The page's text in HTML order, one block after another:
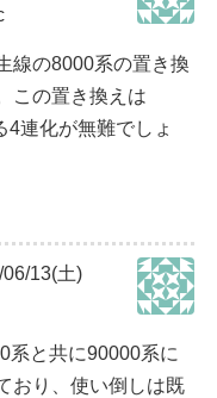
線の8000系の置き換
この置き換えは
連化が無難でしょ
13(土)
系と共に90000系に
おり、使い倒しは既